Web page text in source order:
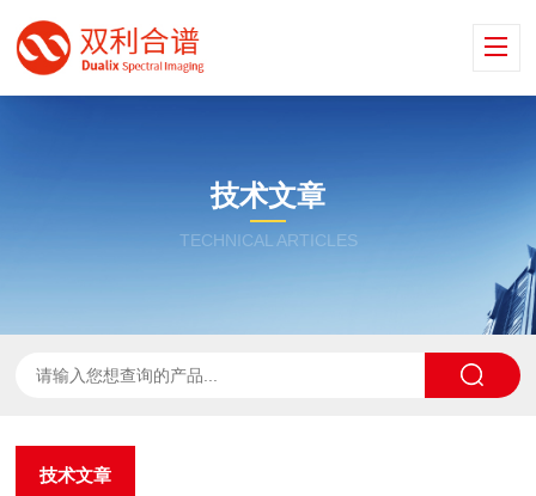
技术文章
TECHNICAL ARTICLES
技术文章